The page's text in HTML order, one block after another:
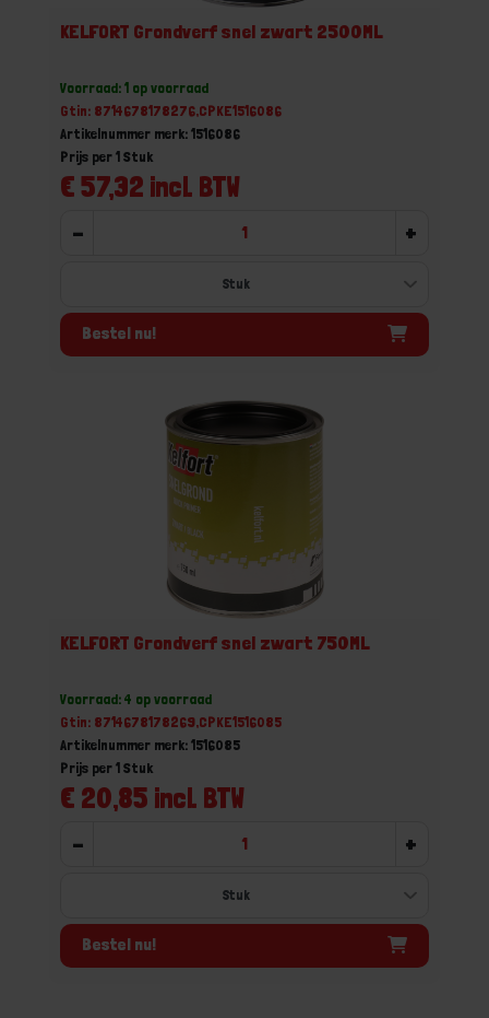
KELFORT Grondverf snel zwart 2500ML
Voorraad: 1 op voorraad
Gtin: 8714678178276,CPKE1516086
Artikelnummer merk: 1516086
€ 57,32 incl. BTW
Prijs per 1 Stuk
- +
Bestel nu!
KELFORT Grondverf snel zwart 750ML
Voorraad: 4 op voorraad
Gtin: 8714678178269,CPKE1516085
Artikelnummer merk: 1516085
€ 20,85 incl. BTW
Prijs per 1 Stuk
- +
Bestel nu!